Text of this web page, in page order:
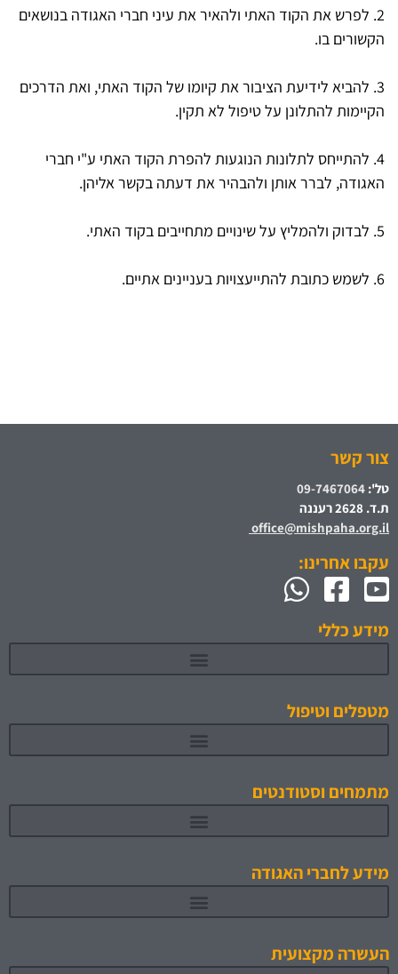
2. לפרש את הקוד האתי ולהאיר את עיני חברי האגודה בנושאים
הקשורים בו.
3. להביא לידיעת הציבור את קיומו של הקוד האתי, ואת הדרכים
הקיימות להתלונן על טיפול לא תקין.
4. להתייחס לתלונות הנוגעות להפרת הקוד האתי ע"י חברי
האגודה, לברר אותן ולהבהיר את דעתה בקשר אליהן.
5. לבדוק ולהמליץ על שינויים מתחייבים בקוד האתי.
6. לשמש כתובת להתייעצויות בעניינים אתיים.
צור קשר
טל': 09-7467064
ת.ד. 2628 רעננה
office@mishpaha.org.il
עקבו אחרינו:
מידע כללי
מטפלים וטיפול
מתמחים וסטודנטים
מידע לחברי האגודה
העשרה מקצועית